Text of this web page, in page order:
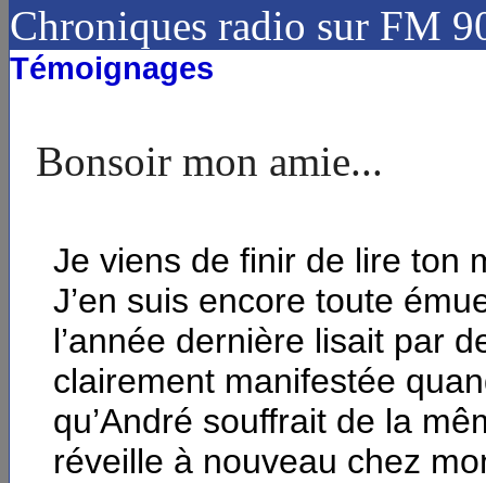
Chroniques radio sur FM
Témoignages
Bonsoir mon amie...
Je viens de finir de lire ton
J’en suis encore toute
l’année dernière lisait par
clairement manifestée
qu’André souffrait de la
réveille à nouveau chez